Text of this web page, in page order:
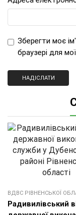
Зберегти моє
браузері для
ВДВС РІВНЕНСЬКОЇ
Радивилівський